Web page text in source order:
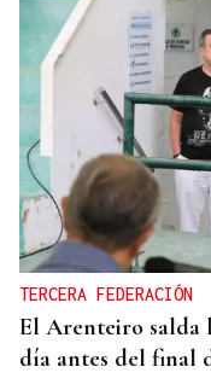
TERCERA FEDERACIÓN
El Arenteiro salda
día antes del final